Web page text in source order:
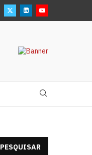
PESQUISAR